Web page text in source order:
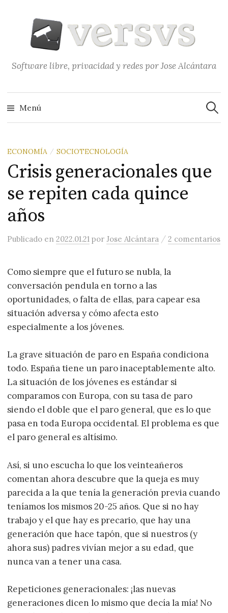
contenido
Software libre, privacidad y redes por Jose Alcántara
Menú
ECONOMÍA / SOCIOTECNOLOGÍA
Crisis generacionales que
se repiten cada quince
años
Publicado en2022.01.21 porJose Alcántara /2 comentarios
Como siempre que el futuro se nubla, la
conversación pendula en torno a las
oportunidades, o falta de ellas, para capear esa
situación adversa y cómo afecta esto
especialmente a los jóvenes.
La grave situación de paro en España condiciona
todo. España tiene un paro inaceptablemente alto.
La situación de los jóvenes es estándar si
comparamos con Europa, con su tasa de paro
siendo el doble que el paro general, que es lo que
pasa en toda Europa occidental. El problema es que
el paro general es altísimo.
Así, si uno escucha lo que los veinteañeros
comentan ahora descubre que la queja es muy
parecida a la que tenía la generación previa cuando
teníamos los mismos 20-25 años. Que si no hay
trabajo y el que hay es precario, que hay una
generación que hace tapón, que si nuestros (y
ahora sus) padres vivían mejor a su edad, que
nunca van a tener una casa.
Repeticiones generacionales: ¡las nuevas
generaciones dicen lo mismo que decía la mía! No